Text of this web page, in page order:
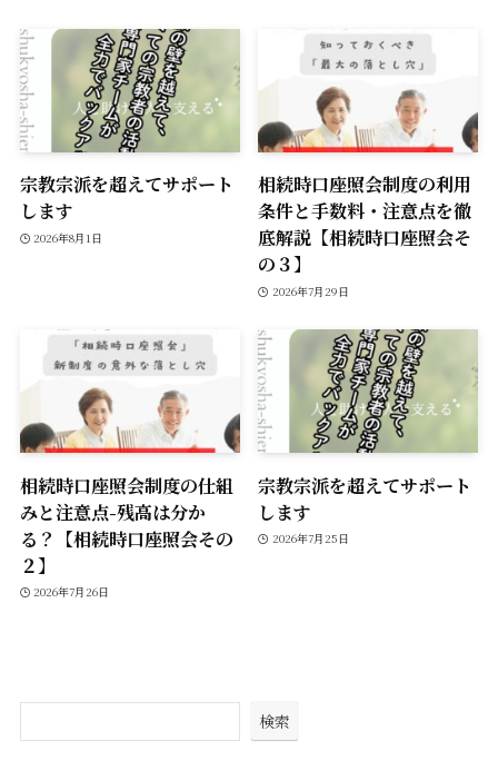
宗教宗派を超えてサポート
します
2026年8月1日
相続時口座照会制度の利用
条件と手数料・注意点を徹
底解説【相続時口座照会そ
の３】
2026年7月29日
相続時口座照会制度の仕組
みと注意点-残高は分か
る？【相続時口座照会その
２】
2026年7月26日
宗教宗派を超えてサポート
します
2026年7月25日
検索